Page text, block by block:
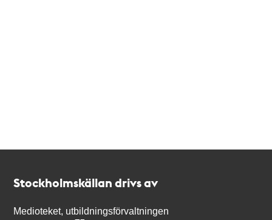
Stockholmskällan drivs av
Medioteket, utbildningsförvaltningen